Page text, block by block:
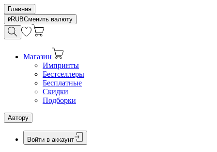
Главная
RUBСменить валюту
Магазин
Импринты
Бестселлеры
Бесплатные
Скидки
Подборки
Автору
Войти в аккаунт